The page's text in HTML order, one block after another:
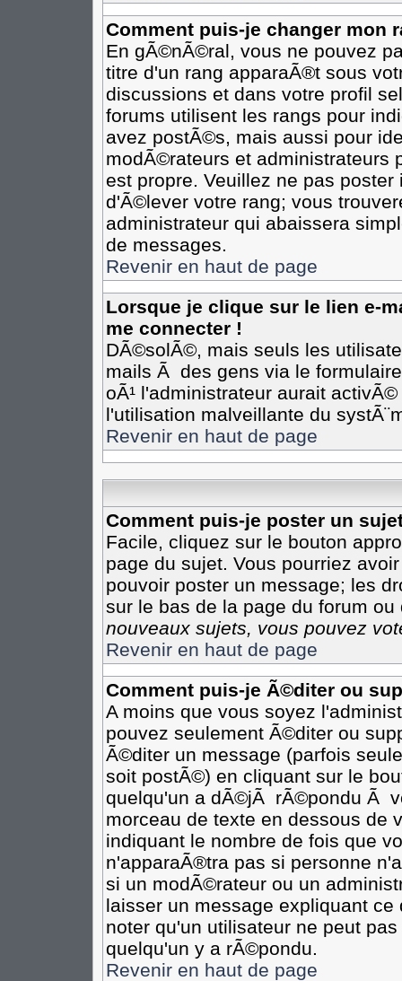
Comment puis-je changer mon
En gÃ©nÃ©ral, vous ne pouvez
titre d'un rang apparaÃ®t sous
discussions et dans votre profil
forums utilisent les rangs pour
avez postÃ©s, mais aussi pour
modÃ©rateurs et administrateurs
est propre. Veuillez ne pas
d'Ã©lever votre rang; vous
administrateur qui abaissera
de messages.
Revenir en haut de page
Lorsque je clique sur le lien e-
me connecter !
DÃ©solÃ©, mais seuls les
mails Ã des gens via le
oÃ¹ l'administrateur aurait
l'utilisation malveillante du
Revenir en haut de page
Comment puis-je poster un
Facile, cliquez sur le bouton
page du sujet. Vous pourriez
pouvoir poster un message; les
sur le bas de la page du forum
nouveaux sujets, vous pouvez
Revenir en haut de page
Comment puis-je Ã©diter ou
A moins que vous soyez
pouvez seulement Ã©diter ou
Ã©diter un message (parfois
soit postÃ©) en cliquant sur le
quelqu'un a dÃ©jÃ rÃ©pondu Ã
morceau de texte en dessous de
indiquant le nombre de fois que
n'apparaÃ®tra pas si personne
si un modÃ©rateur ou un
laisser un message expliquant
noter qu'un utilisateur ne peut
quelqu'un y a rÃ©pondu.
Revenir en haut de page